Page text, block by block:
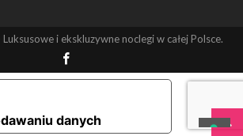
i ekskluzywne noclegi w całej Polsce.
danych
użytkownika